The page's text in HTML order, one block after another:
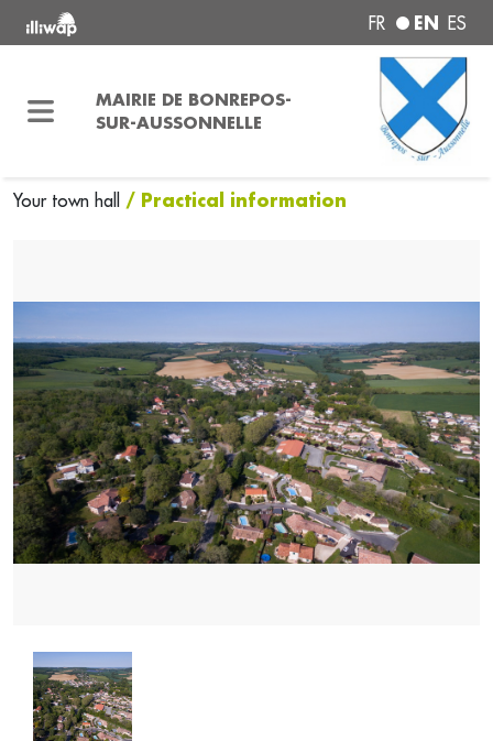
FR EN ES
MAIRIE DE BONREPOS-
SUR-AUSSONNELLE
Your town hall / Practical information